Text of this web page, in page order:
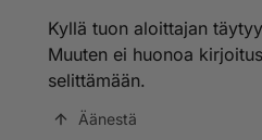
Kyllä tuon aloittajan
Muuten ei huonoa
selittämään.
Äänestä